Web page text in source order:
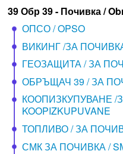
39 Обр 39 - Почивка /
ОПСО / OPSO
ВИКИНГ /ЗА
ГЕОЗАЩИТА / ЗА
ОБРЪЩАЧ 39 / ЗА
КООПИЗКУПУВАНЕ /
KOOPIZKUPUVANE
ТОПЛИВО / ЗА
СМК ЗА ПОЧИВКА /